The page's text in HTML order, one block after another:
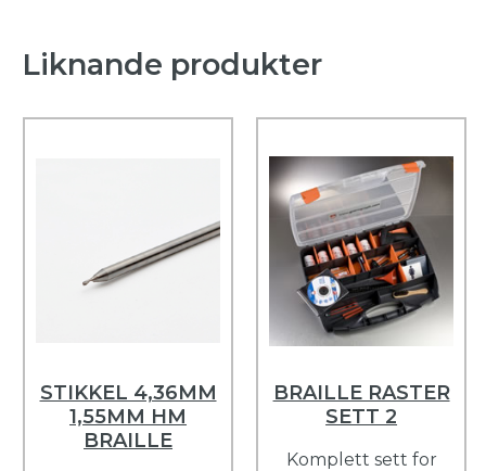
Liknande produkter
STIKKEL 4,36MM
1,55MM HM
BRAILLE
BRAILLE RASTER
SETT 2
Komplett sett for